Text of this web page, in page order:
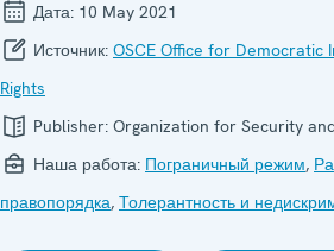
Дата: 10 May 2021
Источник: OSCE Office for Democratic
Rights
Publisher: Organization for Security
Наша работа: Пограничный режим,
правопорядка, Толерантность и